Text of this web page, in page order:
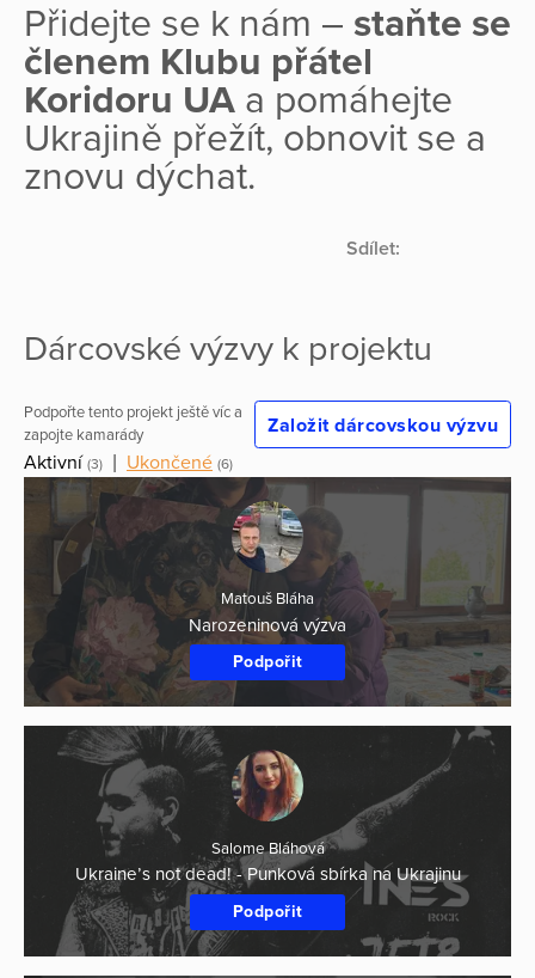
Přidejte se k nám – staňte se
členem Klubu přátel
Koridoru UA a pomáhejte
Ukrajině přežít, obnovit se a
znovu dýchat.
Sdílet:
Dárcovské výzvy k projektu
Podpořte tento projekt ještě víc a
zapojte kamarády
Založit dárcovskou výzvu
Aktivní (3) | Ukončené (6)
Matouš Bláha
Narozeninová výzva
Podpořit
Salome Bláhová
Ukraine’s not dead! - Punková sbírka na Ukrajinu
Podpořit